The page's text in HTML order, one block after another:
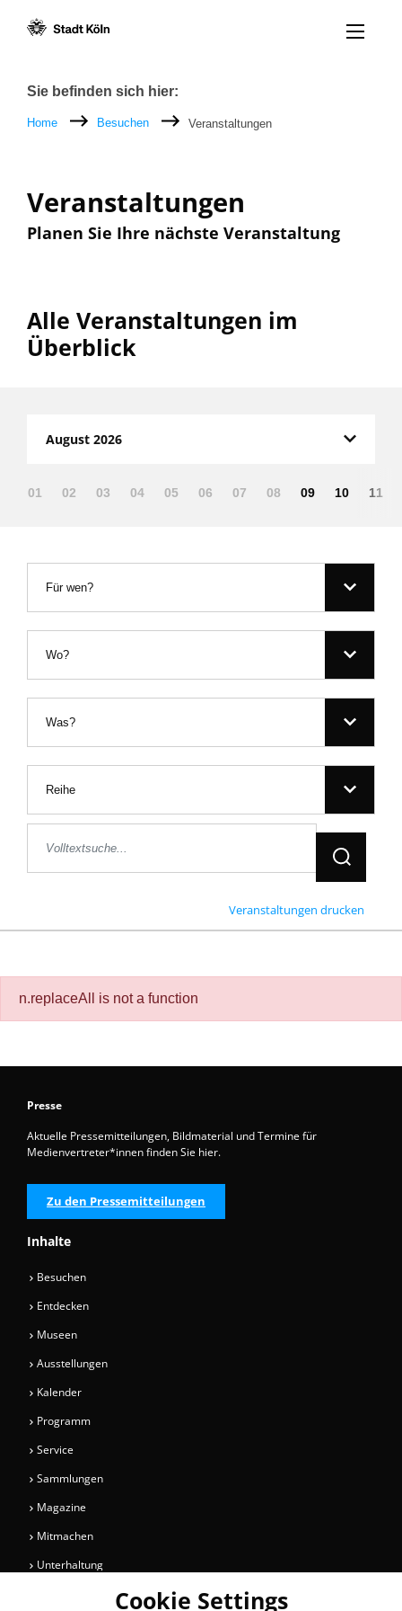
Menü
Breadcrumb
Sie befinden sich hier:
Home Besuchen Veranstaltungen
Veranstaltungen
Planen Sie Ihre nächste Veranstaltung
Alle Veranstaltungen im
Überblick
August 2026
01 02 03 04 05 06 07 08 09 10 11
Für wen?
Wo?
Was?
Reihe
Jetzt
Veranstaltungen drucken
n.replaceAll is not a function
Presse
Aktuelle Pressemitteilungen, Bildmaterial und Termine für
Medienvertreter*innen finden Sie hier.
Zu den Pressemitteilungen
Inhalte
Besuchen
Entdecken
Museen
Ausstellungen
Kalender
Programm
Service
Sammlungen
Magazine
Mitmachen
Unterhaltung
Cookie Settings